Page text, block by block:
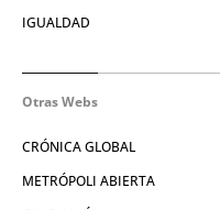
IGUALDAD
Otras Webs
CRÓNICA GLOBAL
METRÓPOLI ABIERTA